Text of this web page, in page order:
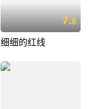
7.8
细细的红线